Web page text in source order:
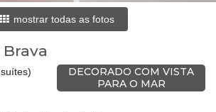
mostrar todas as fotos
Brava
DECORADO COM VISTA
PARA O MAR